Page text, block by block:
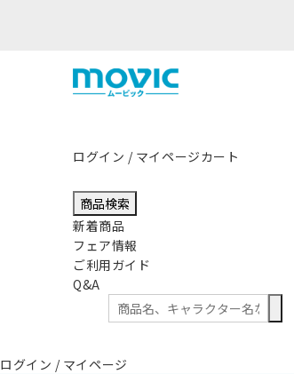
ログイン / マイページカート
商品検索
新着商品
フェア情報
ご利用ガイド
Q&A
ログイン / マイページ